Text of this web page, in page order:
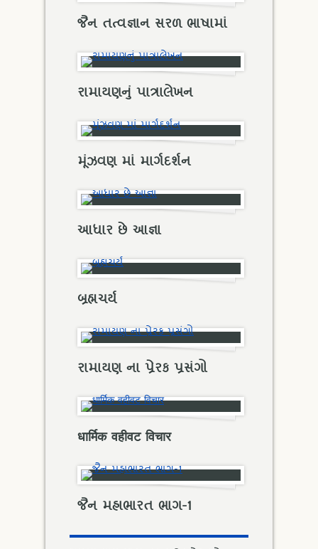
જૈન તત્વજ્ઞાન સરળ ભાષામાં
રામાયણનું પાત્રાલેખન
મૂંઝવણ માં માર્ગદર્શન
આધાર છે આજ્ઞા
બ્રહ્મચર્ય
રામાયણ ના પ્રેરક પ્રસંગો
धार्मिक वहीवट विचार
જૈન મહાભારત ભાગ-1